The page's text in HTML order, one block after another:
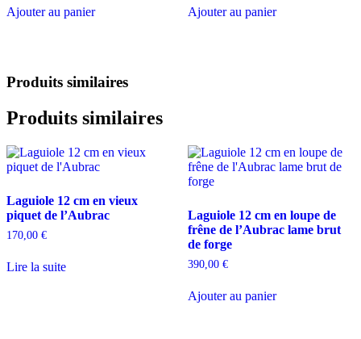
Ajouter au panier Ajouter au panier
Produits similaires
Produits similaires
Laguiole 12 cm en vieux
piquet de l’Aubrac
170,00 €
Lire la suite
Laguiole 12 cm en loupe de
frêne de l’Aubrac lame brut
de forge
390,00 €
Ajouter au panier